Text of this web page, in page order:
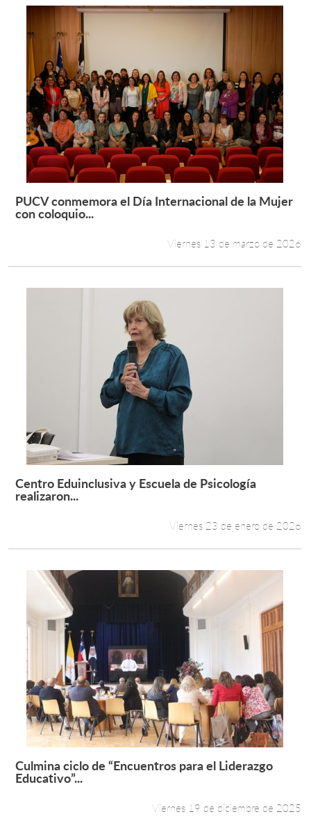
Leer más +
PUCV conmemora el Día Internacional de la Mujer
con coloquio...
Viernes 13 de marzo de 2026
Leer más +
Centro Eduinclusiva y Escuela de Psicología
realizaron...
Viernes 23 de enero de 2026
Leer más +
Culmina ciclo de “Encuentros para el Liderazgo
Educativo”...
Viernes 19 de diciembre de 2025